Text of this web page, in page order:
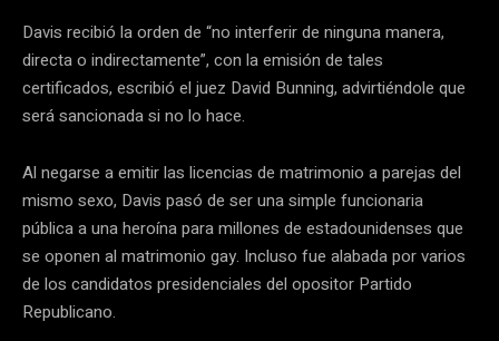
Davis recibió la orden de “no interferir de ninguna manera,
directa o indirectamente”, con la emisión de tales
certificados, escribió el juez David Bunning, advirtiéndole que
será sancionada si no lo hace.
Al negarse a emitir las licencias de matrimonio a parejas del
mismo sexo, Davis pasó de ser una simple funcionaria
pública a una heroína para millones de estadounidenses que
se oponen al matrimonio gay. Incluso fue alabada por varios
de los candidatos presidenciales del opositor Partido
Republicano.